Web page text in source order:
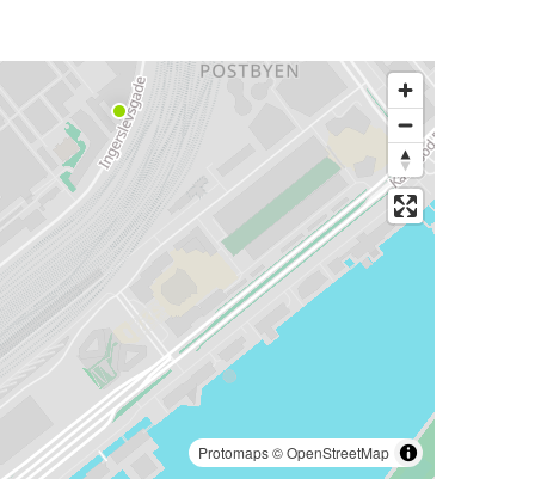
Protomaps©OpenStreetMap